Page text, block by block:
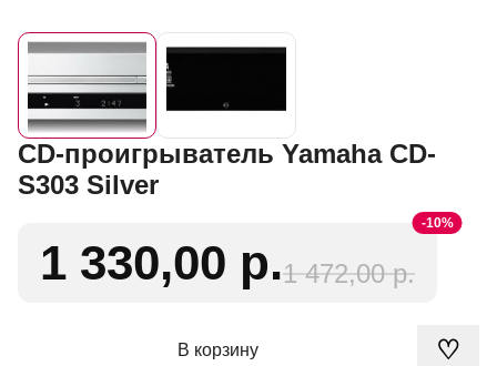
CD-проигрыватель Yamaha CD-
S303 Silver
-10%
1 330,00 р.1 472,00 р.
В корзину ♡